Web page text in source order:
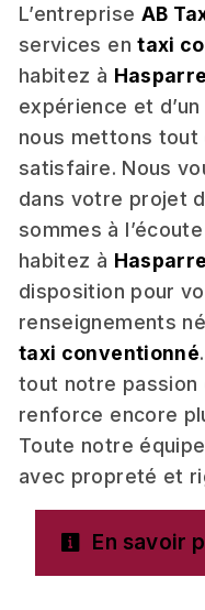
L’entreprise AB
services entaxi
habitez à
expérience et
nous mettons tout
satisfaire. Nous
dans votre projet
sommes à
habitez à
disposition pour
renseignements
taxi conventionné
tout notre passion
renforce encore
Toute notre
avec propreté et
En savoir